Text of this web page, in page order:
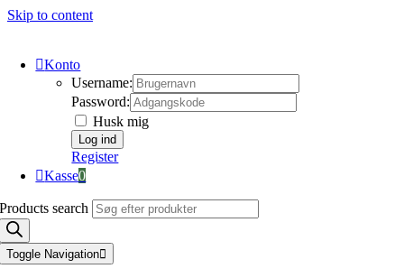
Skip to content
Konto
Username:
Password:
Husk mig
Register
Kasse0
Products search
Toggle Navigation